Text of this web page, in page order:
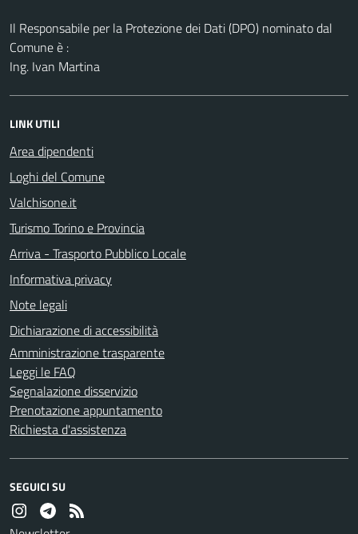
Il Responsabile per la Protezione dei Dati (DPO) nominato dal
Comune è :
Ing. Ivan Martina
LINK UTILI
Area dipendenti
Loghi del Comune
Valchisone.it
Turismo Torino e Provincia
Arriva - Trasporto Pubblico Locale
Informativa privacy
Note legali
Dichiarazione di accessibilità
Amministrazione trasparente
Leggi le FAQ
Segnalazione disservizio
Prenotazione appuntamento
Richiesta d'assistenza
SEGUICI SU